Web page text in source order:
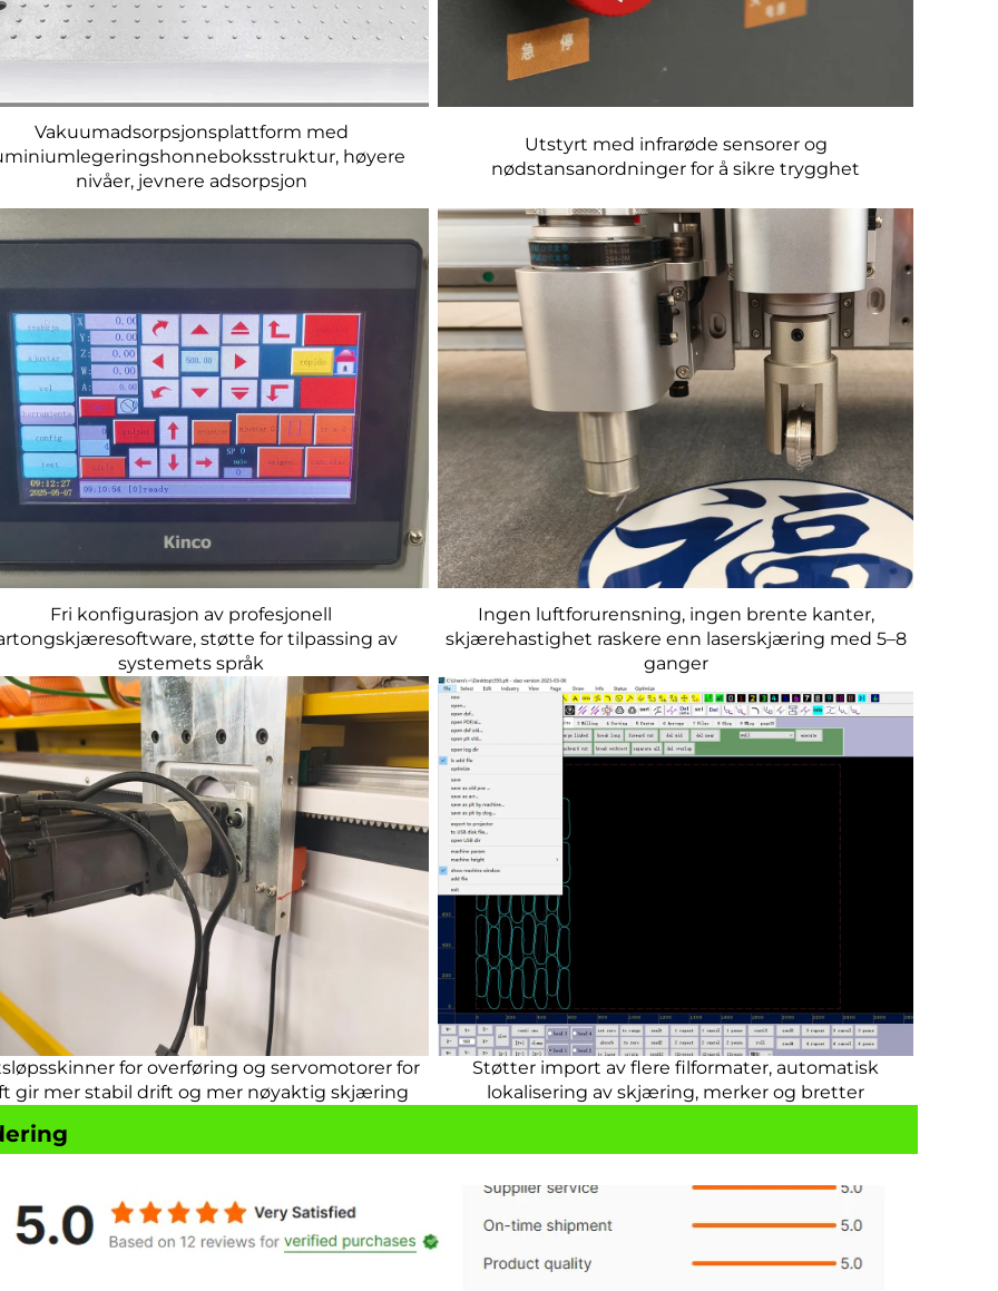
Vakuumadsorpsjonsplattform med
høyere
nivåer, jevnere adsorpsjon
Utstyrt med infrarøde sensorer og
nødstansanordninger for å sikre trygghet
Fri konfigurasjon av profesjonell
støtte for tilpassing av
systemets språk
Ingen luftforurensning, ingen brente kanter,
skjærehastighet raskere enn laserskjæring med 5–8
ganger
for overføring og servomotorer for
gir mer stabil drift og mer nøyaktig skjæring
Støtter import av flere filformater, automatisk
lokalisering av skjæring, merker og bretter